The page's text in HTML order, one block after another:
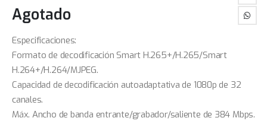
Agotado
Especificaciones:
Formato de decodificación Smart H.265+/H.265/Smart
H.264+/H.264/MJPEG.
Capacidad de decodificación autoadaptativa de 1080p de 32
canales.
Máx. Ancho de banda entrante/grabador/saliente de 384 Mbps.